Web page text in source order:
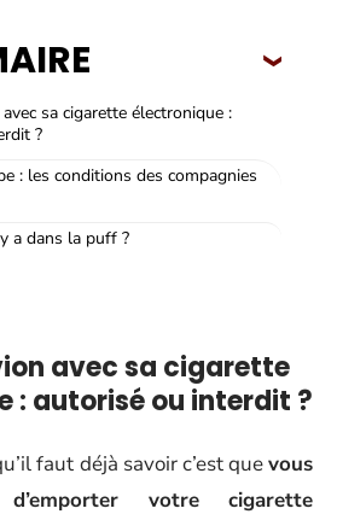
avec sa cigarette électronique :
?
: les conditions des compagnies
a dans la puff ?
avec sa cigarette
: autorisé ou interdit ?
faut déjà savoir c’est quevous
votre cigarette